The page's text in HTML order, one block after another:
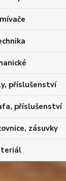
příslušenství
příslušenství
zásuvky